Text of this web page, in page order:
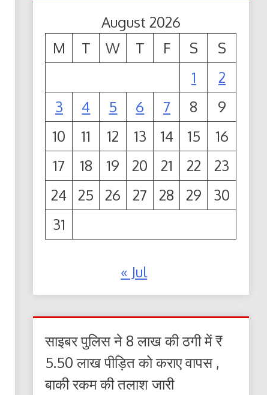
August 2026
M
T W T F S
S
1
2
3
4 5 6 7 8
9
10
11 12 13 14 15
16
17
18 19 20 21 22
23
24
25 26 27 28 29
30
31
« Jul
साइबर पुलिस ने 8 लाख की ठगी में ₹
5.50 लाख पीड़ित को कराए वापस ,
बाकी रकम की तलाश जारी